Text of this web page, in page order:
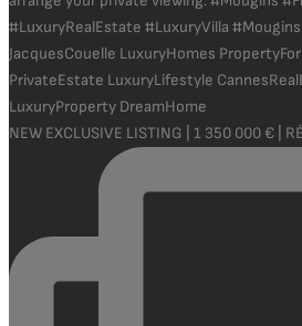
NEW EXCLUSIVE LISTING | 1 350 000 € |